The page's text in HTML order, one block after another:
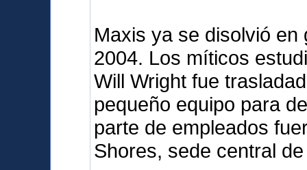
Maxis ya se disolvió
2004. Los míticos
Will Wright fue
pequeño equipo para
parte de empleados
Shores, sede central